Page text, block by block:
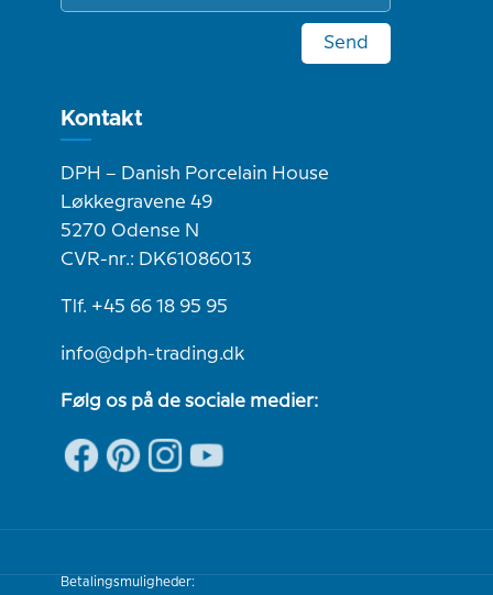
Send
Kontakt
DPH – Danish Porcelain House
Løkkegravene 49
5270 Odense N
CVR-nr.: DK61086013
Tlf. +45 66 18 95 95
info@dph-trading.dk
Følg os på de sociale medier:
Betalingsmuligheder: